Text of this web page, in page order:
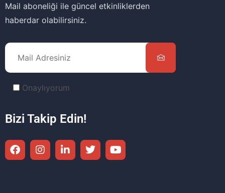
Mail aboneliği ile güncel etkinliklerden
haberdar olabilirsiniz.
Onaylıyorum
Bizi Takip Edin!